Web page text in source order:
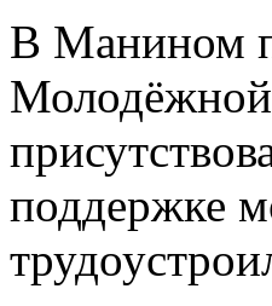
В Манином
поддержке